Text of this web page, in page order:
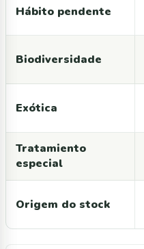
Hábito pendente
Biodiversidade
Exótica
Tratamiento
especial
Origem do stock